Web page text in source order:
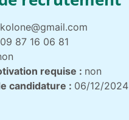
09 87 16 06 81
requise : non
candidature : 06/12/2024